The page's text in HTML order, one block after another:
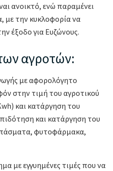
ανοικτό, ενώ παραμένει
με την κυκλοφορία να
έξοδο για Ευζώνους.
αγροτών:
με αφορολόγητο
στην τιμή του αγροτικού
και κατάργηση του
και κατάργηση του
φυτοφάρμακα,
με εγγυημένες τιμές που να